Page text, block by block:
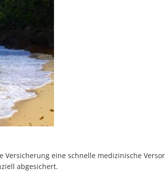
Versicherung eine schnelle medizinische
abgesichert.